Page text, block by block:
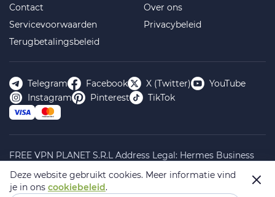
Contact
Over ons
Servicevoorwaarden
Privacybeleid
Terugbetalingsbeleid
Telegram Facebook X (Twitter)
YouTube
Instagram
Pinterest TikTok
FREE VPN PLANET S.R.L Address Legal: Hermes Business
Bucharest, Romania, 020335. Reg.N, 44667783
© 2026 Planet VPN. All rights reserved.
Deze website gebruikt cookies. Meer informatie vind
je in ons cookiebeleid.